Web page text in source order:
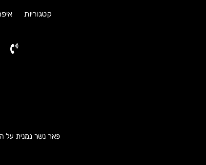
קטגוריות
פאר נשר נמנית על